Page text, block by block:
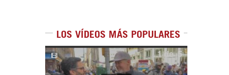
LOS VÍDEOS MÁS POPULARES
1de5